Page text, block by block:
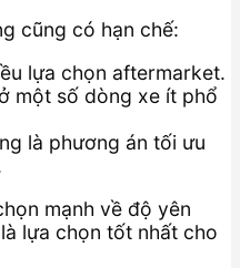
cũng có hạn chế:
lựa chọn aftermarket.
một số dòng xe ít phổ
là phương án tối ưu
mạnh về độ yên
lựa chọn tốt nhất cho